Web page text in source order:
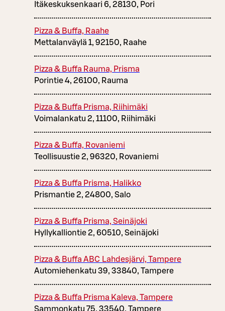
Itäkeskuksenkaari 6, 28130, Pori
Pizza & Buffa, Raahe
Mettalanväylä 1, 92150, Raahe
Pizza & Buffa Rauma, Prisma
Porintie 4, 26100, Rauma
Pizza & Buffa Prisma, Riihimäki
Voimalankatu 2, 11100, Riihimäki
Pizza & Buffa, Rovaniemi
Teollisuustie 2, 96320, Rovaniemi
Pizza & Buffa Prisma, Halikko
Prismantie 2, 24800, Salo
Pizza & Buffa Prisma, Seinäjoki
Hyllykalliontie 2, 60510, Seinäjoki
Pizza & Buffa ABC Lahdesjärvi, Tampere
Automiehenkatu 39, 33840, Tampere
Pizza & Buffa Prisma Kaleva, Tampere
Sammonkatu 75, 33540, Tampere